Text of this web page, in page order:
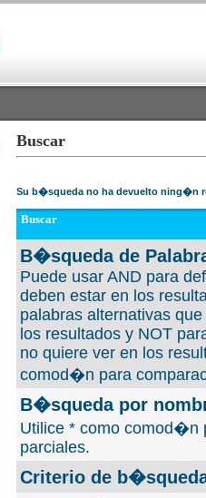
Buscar
Su b�squeda no ha devuelto ning�n
Buscar
B�squeda de
Puede usar AND para
deben estar en los
palabras alternativas
los resultados y NOT
no quiere ver en los
comod�n para
B�squeda por
Utilice * como comod�n
parciales.
Criterio de